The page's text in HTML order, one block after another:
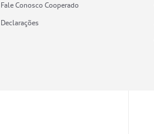
Fale Conosco Cooperado
Declarações